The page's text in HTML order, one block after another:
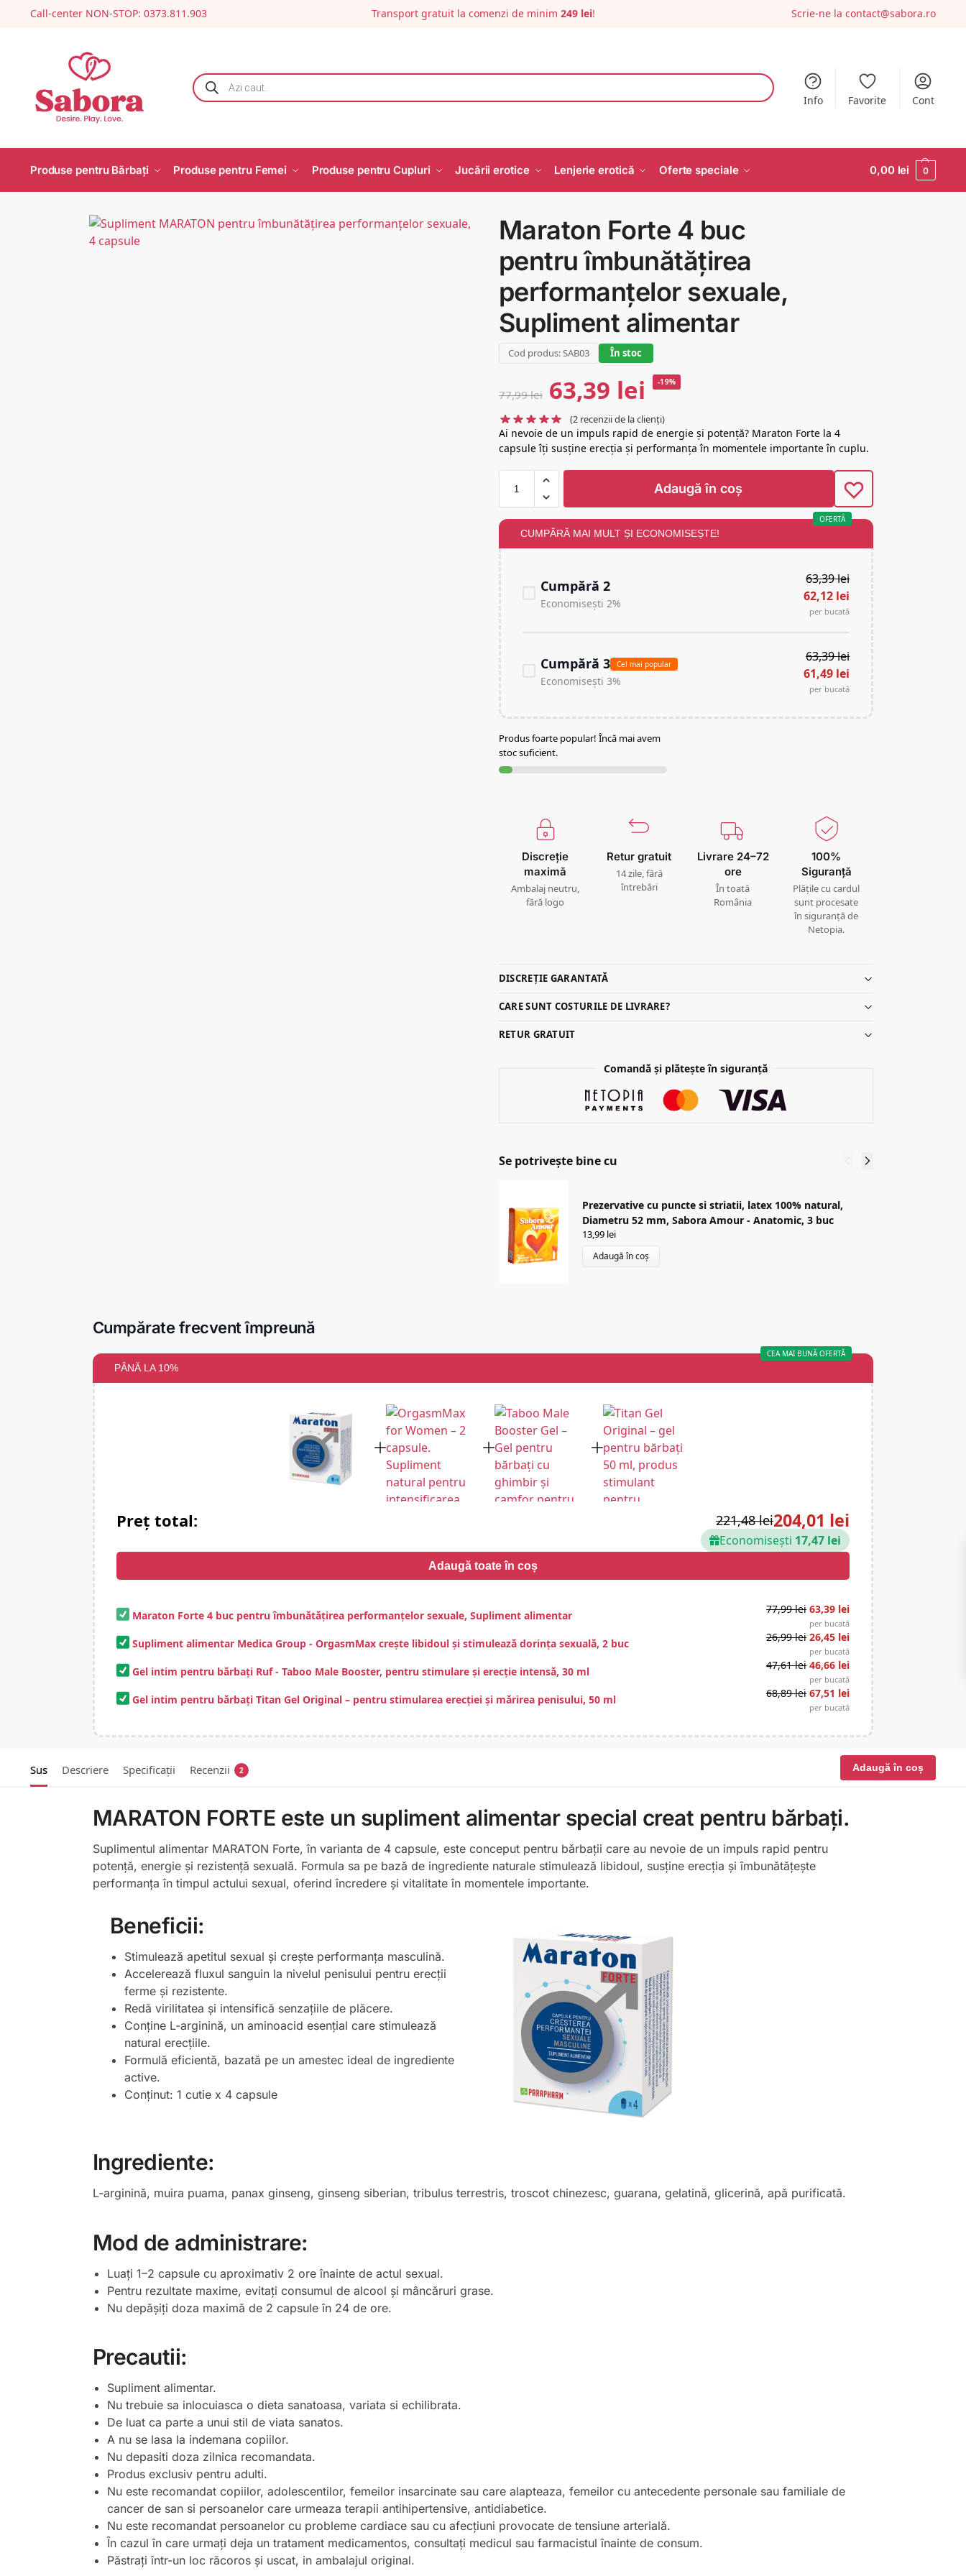
Call-center NON-STOP: 0373.811.903 Transport gratuit la comenzi de minim 249 lei! Scrie-ne lacontact@sabora.ro
Info Favorite Cont
Produse pentru Bărbați Produse pentru Femei Produse pentru Cupluri Jucării erotice Lenjerie erotică Oferte speciale 0,00 lei 0
Maraton Forte 4 buc
pentru îmbunătățirea
performanțelor sexuale,
Supliment alimentar
Cod produs: SAB03 În stoc
77,99lei 63,39 lei -19%
(2 recenzii de la clienți)
Ai nevoie de un impuls rapid de energie și potență? Maraton Forte la 4
capsule îți susține erecția și performanța în momentele importante în cuplu.
Adaugă în coș
OFERTĂ
CUMPĂRĂ MAI MULT ȘI ECONOMISEȘTE!
Cumpără 2
Economisești 2%
63,39lei
62,12 lei
per bucată
Cumpără 3 Cel mai popular
Economisești 3%
63,39lei
61,49 lei
per bucată
Produs foarte popular! Încă mai avem
stoc suficient.
Discreție
maximă
Ambalaj neutru,
fără logo
Retur gratuit
14 zile, fără
întrebări
Livrare 24–72
ore
În toată
România
100%
Siguranță
Plățile cu cardul
sunt procesate
în siguranță de
Netopia.
DISCREȚIE GARANTATĂ
CARE SUNT COSTURILE DE LIVRARE?
RETUR GRATUIT
Comandă și plătește în siguranță
Se potrivește bine cu
Prezervative cu puncte si striatii, latex 100% natural,
Diametru 52 mm, Sabora Amour - Anatomic, 3 buc
13,99 lei
Adaugă în coș
Cumpărate frecvent împreună
CEA MAI BUNĂ OFERTĂ
PÂNĂ LA 10%
Preț total: 221,48 lei204,01 lei
Economisești 17,47 lei
Adaugă toate în coș
Maraton Forte 4 buc pentru îmbunătățirea performanțelor sexuale, Supliment alimentar 77,99lei 63,39 lei
per bucată
Supliment alimentar Medica Group - OrgasmMax crește libidoul și stimulează dorința sexuală, 2 buc 26,99lei 26,45 lei
per bucată
Gel intim pentru bărbați Ruf - Taboo Male Booster, pentru stimulare și erecție intensă, 30 ml 47,61lei 46,66 lei
per bucată
Gel intim pentru bărbați Titan Gel Original – pentru stimularea erecției și mărirea penisului, 50 ml 68,89lei 67,51 lei
per bucată
Sus Descriere Specificații Recenzii 2 Adaugă în coș
MARATON FORTE este un supliment alimentar special creat pentru bărbați.
Suplimentul alimentar MARATON Forte, în varianta de 4 capsule, este conceput pentru bărbații care au nevoie de un impuls rapid pentru
potență, energie și rezistență sexuală. Formula sa pe bază de ingrediente naturale stimulează libidoul, susține erecția și îmbunătățește
performanța în timpul actului sexual, oferind încredere și vitalitate în momentele importante.
Beneficii:
Stimulează apetitul sexual și crește performanța masculină.
Accelerează fluxul sanguin la nivelul penisului pentru erecții
ferme și rezistente.
Redă virilitatea și intensifică senzațiile de plăcere.
Conține L-arginină, un aminoacid esențial care stimulează
natural erecțiile.
Formulă eficientă, bazată pe un amestec ideal de ingrediente
active.
Conținut: 1 cutie x 4 capsule
Ingrediente:
L-arginină, muira puama, panax ginseng, ginseng siberian, tribulus terrestris, troscot chinezesc, guarana, gelatină, glicerină, apă purificată.
Mod de administrare:
Luați 1–2 capsule cu aproximativ 2 ore înainte de actul sexual.
Pentru rezultate maxime, evitați consumul de alcool și mâncăruri grase.
Nu depășiți doza maximă de 2 capsule în 24 de ore.
Precautii:
Supliment alimentar.
Nu trebuie sa inlocuiasca o dieta sanatoasa, variata si echilibrata.
De luat ca parte a unui stil de viata sanatos.
A nu se lasa la indemana copiilor.
Nu depasiti doza zilnica recomandata.
Produs exclusiv pentru adulti.
Nu este recomandat copiilor, adolescentilor, femeilor insarcinate sau care alapteaza, femeilor cu antecedente personale sau familiale de
cancer de san si persoanelor care urmeaza terapii antihipertensive, antidiabetice.
Nu este recomandat persoanelor cu probleme cardiace sau cu afecțiuni provocate de tensiune arterială.
În cazul în care urmați deja un tratament medicamentos, consultați medicul sau farmacistul înainte de consum.
Păstrați într-un loc răcoros și uscat, in ambalajul original.